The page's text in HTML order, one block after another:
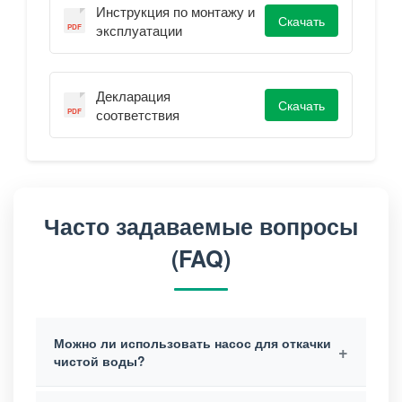
Инструкция по монтажу и
эксплуатации
Скачать
Декларация
соответствия
Скачать
Часто задаваемые вопросы
(FAQ)
Можно ли использовать насос для откачки
чистой воды?
+